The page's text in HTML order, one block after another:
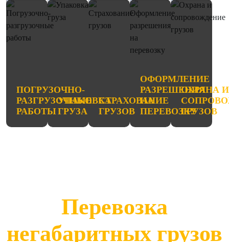
ПОГРУЗОЧНО-
РАЗГРУЗОЧНЫЕ
РАБОТЫ
УПАКОВКА
ГРУЗА
СТРАХОВАНИЕ
ГРУЗОВ
ОФОРМЛЕНИЕ
РАЗРЕШЕНИЯ
НА
ПЕРЕВОЗКУ
ОХРАНА И
ГРУЗОВ
Перевозка
негабаритных грузов